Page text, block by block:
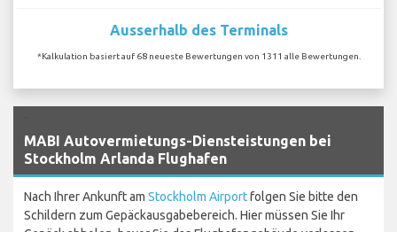
Ausserhalb des Terminals
*Kalkulation basiert auf 68 neueste Bewertungen von 1311 alle Bewertungen.
MABI Autovermietungs-Diensteistungen bei
Stockholm Arlanda Flughafen
Nach Ihrer Ankunft am Stockholm Airportfolgen Sie bitte den
Schildern zum Gepäckausgabebereich. Hier müssen Sie Ihr